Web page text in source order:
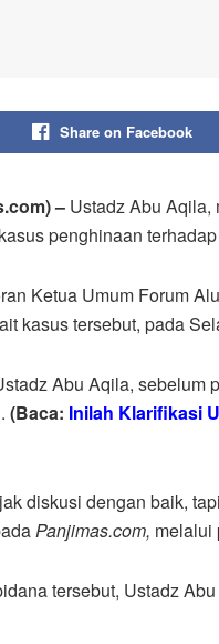
Share on Facebook
– Ustadz Abu Aqila,
penghinaan
Ketua Umum Forum
kasus tersebut, pada
Abu Aqila, sebelum
(Baca: Inilah Klarifikasi
diskusi dengan baik,
Panjimas.com, melalui
tersebut, Ustadz